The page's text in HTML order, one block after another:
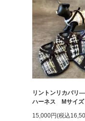
リントンリカバリ
ハーネス Mサイズ
15,000円(税込